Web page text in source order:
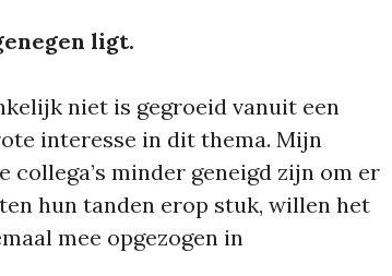
ligt.
niet is gegroeid vanuit een
interesse in dit thema. Mijn
collega’s minder geneigd zijn om er
hun tanden erop stuk, willen het
mee opgezogen in